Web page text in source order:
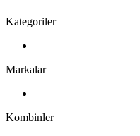
Kategoriler
Markalar
Kombinler